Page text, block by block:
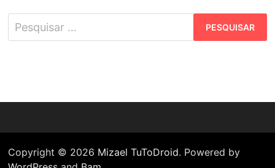
Pesquisar
por:
Copyright © 2026 Mizael TuToDroid. Powered by